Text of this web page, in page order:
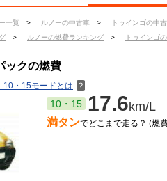
一覧 > ルノーの中古車 > トゥインゴの中
> ルノーの燃費ランキング > トゥインゴ
ックの燃費
10・15モードとは ？
10・15 17.6km/L
満タンでどこまで走る？ (燃